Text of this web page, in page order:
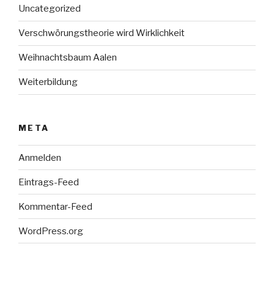
Uncategorized
Verschwörungstheorie wird Wirklichkeit
Weihnachtsbaum Aalen
Weiterbildung
META
Anmelden
Eintrags-Feed
Kommentar-Feed
WordPress.org